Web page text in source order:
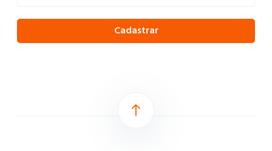
Cadastrar